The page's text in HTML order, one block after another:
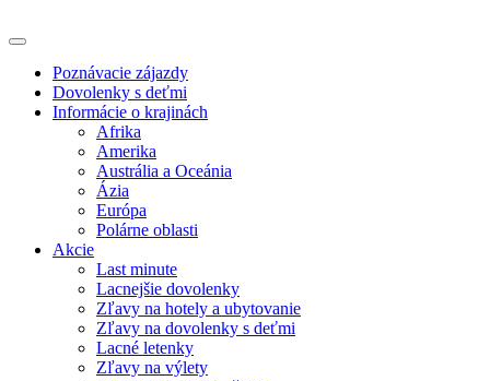
Poznávacie zájazdy
Dovolenky s deťmi
Informácie o krajinách
Afrika
Amerika
Austrália a Oceánia
Ázia
Európa
Polárne oblasti
Akcie
Last minute
Lacnejšie dovolenky
Zľavy na hotely a ubytovanie
Zľavy na dovolenky s deťmi
Lacné letenky
Zľavy na výlety